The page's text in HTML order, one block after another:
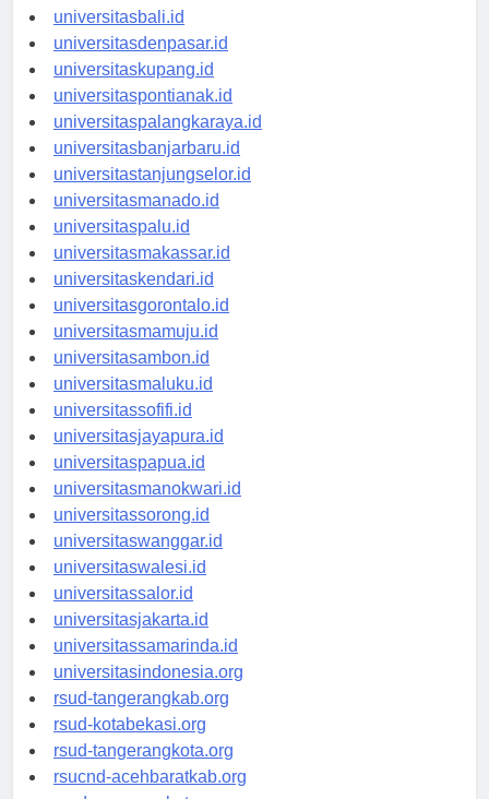
universitasbanten.id
universitasbali.id
universitasdenpasar.id
universitaskupang.id
universitaspontianak.id
universitaspalangkaraya.id
universitasbanjarbaru.id
universitastanjungselor.id
universitasmanado.id
universitaspalu.id
universitasmakassar.id
universitaskendari.id
universitasgorontalo.id
universitasmamuju.id
universitasambon.id
universitasmaluku.id
universitassofifi.id
universitasjayapura.id
universitaspapua.id
universitasmanokwari.id
universitassorong.id
universitaswanggar.id
universitaswalesi.id
universitassalor.id
universitasjakarta.id
universitassamarinda.id
universitasindonesia.org
rsud-tangerangkab.org
rsud-kotabekasi.org
rsud-tangerangkota.org